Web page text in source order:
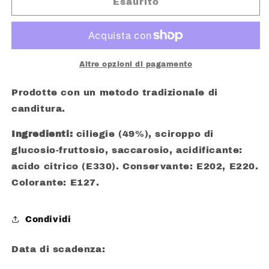
CILIEGIE
GR.70
CILIEGIE
ROSSE
GR.70
Altre opzioni di pagamento
Prodotte con un metodo tradizionale di
canditura.
Ingredienti: ciliegie (49%), sciroppo di
glucosio-fruttosio, saccarosio, acidificante:
acido citrico (E330). Conservante: E202, E220.
Colorante: E127.
Condividi
Data di scadenza: